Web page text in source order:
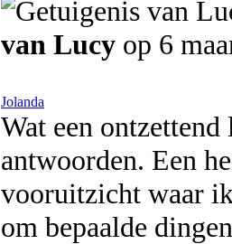
van Lucy op 6
Jolanda
Wat een
antwoorden. Een
vooruitzicht waar
om bepaalde